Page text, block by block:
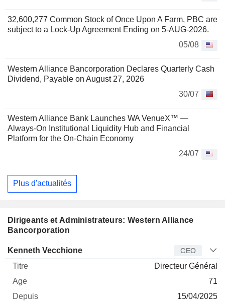
32,600,277 Common Stock of Once Upon A Farm, PBC are
subject to a Lock-Up Agreement Ending on 5-AUG-2026.
05/08
Western Alliance Bancorporation Declares Quarterly Cash
Dividend, Payable on August 27, 2026
30/07
Western Alliance Bank Launches WA VenueX™ —
Always-On Institutional Liquidity Hub and Financial
Platform for the On-Chain Economy
24/07
Plus d'actualités
Dirigeants et Administrateurs: Western Alliance
Bancorporation
Dirigeant Titre Age
Kenneth Vecchione CEO
Directeur Général
71
15/04/2025